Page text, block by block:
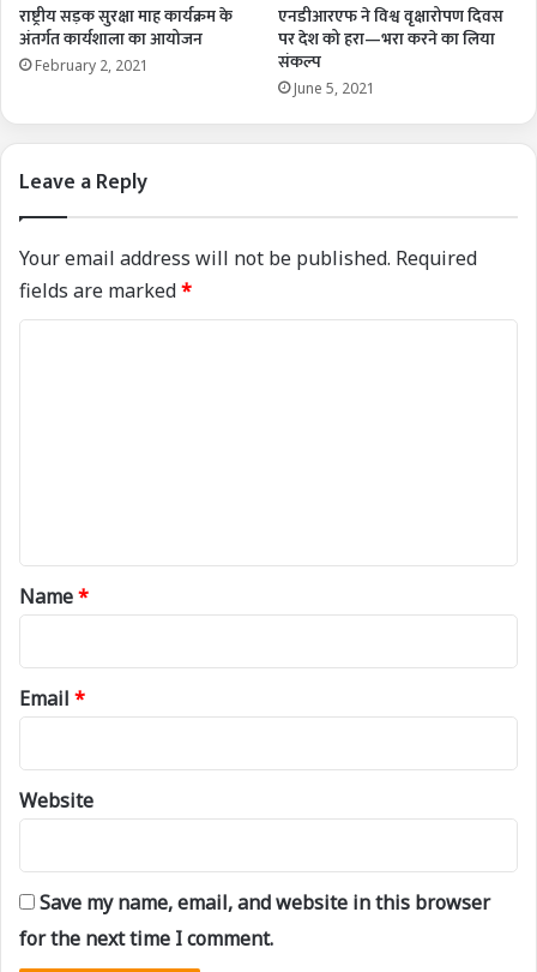
राष्ट्रीय सड़क सुरक्षा माह कार्यक्रम के
अंतर्गत कार्यशाला का आयोजन
February 2, 2021
एनडीआरएफ ने विश्व वृक्षारोपण दिवस
पर देश को हरा—भरा करने का लिया
संकल्प
June 5, 2021
Leave a Reply
Your email address will not be published. Required
fields are marked*
*
Name*
Email *
Website
Save my name, email, and website in this browser
for the next time I comment.